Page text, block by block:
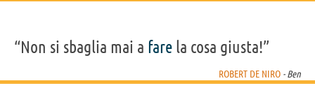
“Non si sbaglia mai a fare la cosa giusta!”
ROBERT DE NIRO - Ben